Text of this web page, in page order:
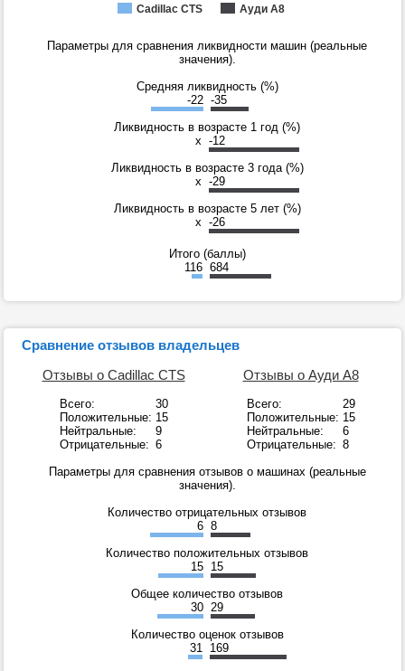
Cadillac CTS Ауди А8
Параметры для сравнения ликвидности машин (реальные
значения).
Средняя ликвидность (%)
-22 -35
Ликвидность в возрасте 1 год (%)
x -12
Ликвидность в возрасте 3 года (%)
x -29
Ликвидность в возрасте 5 лет (%)
x -26
Итого (баллы)
116 684
Сравнение отзывов владельцев
Отзывы о Cadillac CTS
Всего:
30
Положительные: 15
Нейтральные:
9
Отрицательные: 6
Отзывы о Ауди А8
Всего:
29
Положительные: 15
Нейтральные:
6
Отрицательные: 8
Параметры для сравнения отзывов о машинах (реальные
значения).
Количество отрицательных отзывов
6 8
Количество положительных отзывов
15 15
Общее количество отзывов
30 29
Количество оценок отзывов
31
169